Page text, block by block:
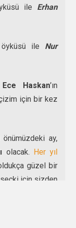
ile Erhan
ile Nur
Ece Haskan’ın
için bir kez
ay,
olacak.
Her yıl
güzel bir
seçki için sizden